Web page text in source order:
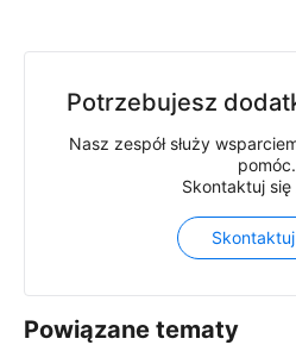
Powiązane tematy
Potrzebujesz
Nasz zespół służy
pomóc.
Skontaktuj się